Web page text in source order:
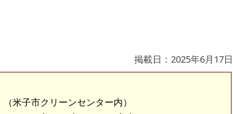
掲載日：2025年6月17日
米子市クリーンセンター内）